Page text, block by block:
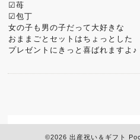
☑︎苺
☑︎包丁
女の子も男の子だって大好きな
おままごとセットはちょっとした
プレゼントにきっと喜ばれますよ♪
©2026 出産祝い＆ギフト